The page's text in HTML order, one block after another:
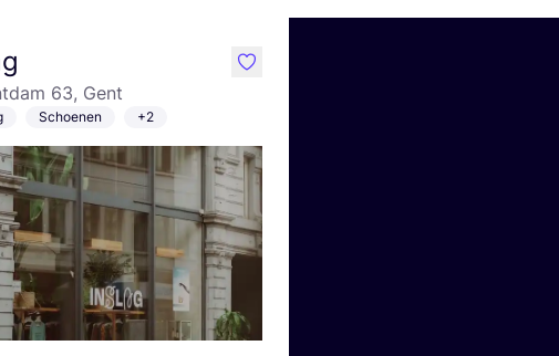
63, Gent
Schoenen +2
like